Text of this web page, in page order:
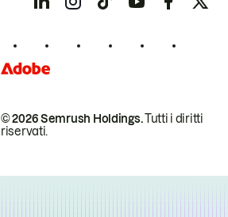
© 2026 Semrush Holdings.Tutti i diritti
riservati.